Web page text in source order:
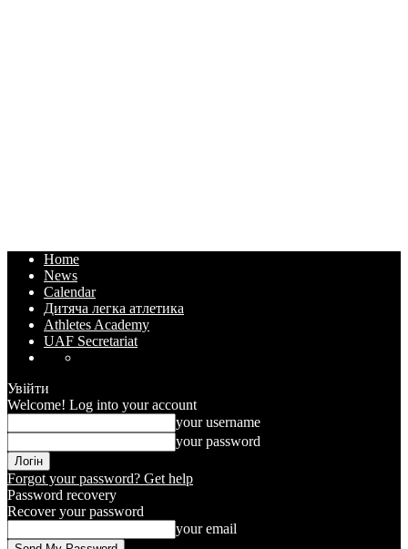
Home
News
Calendar
Дитяча легка атлетика
Athletes Academy
UAF Secretariat
Увійти
Welcome! Log into your account
your username
your password
Forgot your password? Get help
Password recovery
Recover your password
your email